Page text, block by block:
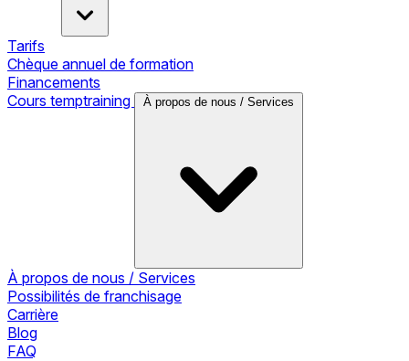
Tarifs
Chèque annuel de formation
Financements
Cours temptraining
À propos de nous / Services
À propos de nous / Services
Possibilités de franchisage
Carrière
Blog
FAQ